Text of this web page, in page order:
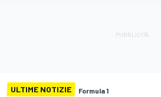
ULTIME NOTIZIE Formula 1